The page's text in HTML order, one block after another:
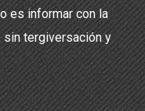
es informar con la
sin tergiversación y